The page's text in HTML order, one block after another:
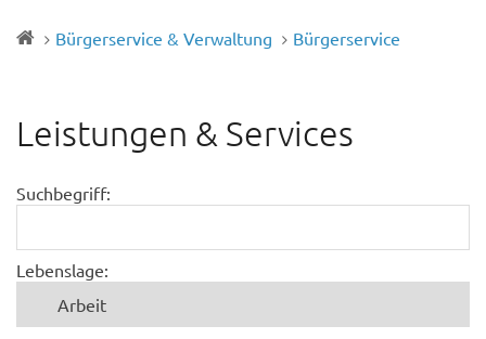
Bürgerservice & Verwaltung Bürgerservice
Leistungen & Services
Suchbegriff:
Lebenslage: